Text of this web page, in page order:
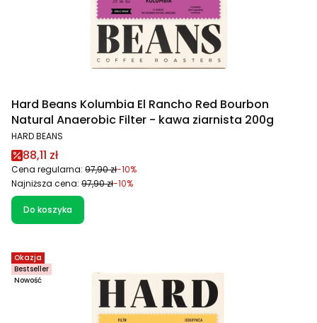
Hard Beans Kolumbia El Rancho Red Bourbon
Natural Anaerobic Filter - kawa ziarnista 200g
PRODUCENT
HARD BEANS
Cena promocyjna
88,11 zł
Cena regularna: 97,90 zł-10%
Najniższa cena: 97,90 zł-10%
Do koszyka
Okazja
Bestseller
Nowość